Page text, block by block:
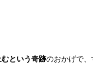
という奇跡のおかげで、